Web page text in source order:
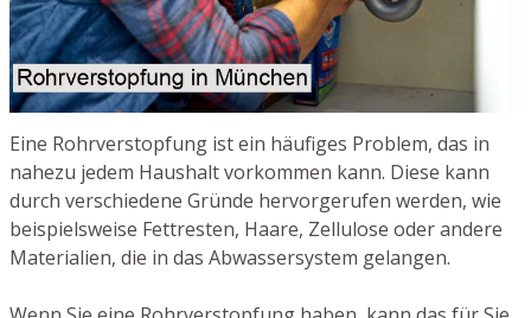
Eine Rohrverstopfung ist ein häufiges Problem, das in
nahezu jedem Haushalt vorkommen kann. Diese kann
durch verschiedene Gründe hervorgerufen werden, wie
beispielsweise Fettresten, Haare, Zellulose oder andere
Materialien, die in das Abwassersystem gelangen.